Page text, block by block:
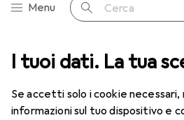
I tuoi dati. La tua
Se accetti solo i cookie necessari,
informazioni sul tuo dispositivo e
Menu Cerca
le categorie Bellezza + Salute
Cura degli occhi